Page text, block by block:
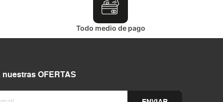
Todo medio de pago
OFERTAS